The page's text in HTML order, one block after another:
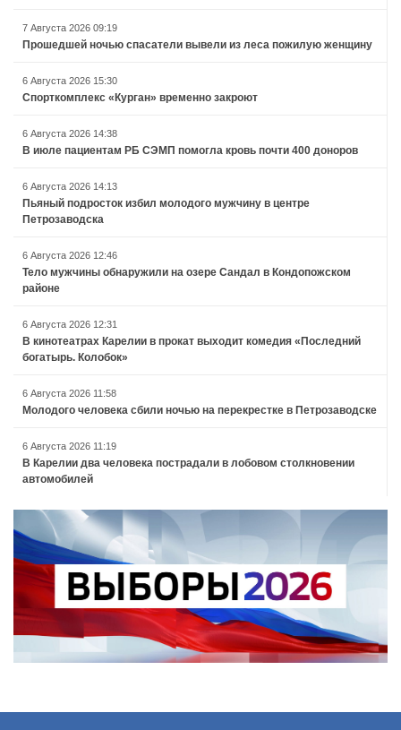
7 Августа 2026 09:19
Прошедшей ночью спасатели вывели из леса пожилую женщину
6 Августа 2026 15:30
Спорткомплекс «Курган» временно закроют
6 Августа 2026 14:38
В июле пациентам РБ СЭМП помогла кровь почти 400 доноров
6 Августа 2026 14:13
Пьяный подросток избил молодого мужчину в центре
Петрозаводска
6 Августа 2026 12:46
Тело мужчины обнаружили на озере Сандал в Кондопожском
районе
6 Августа 2026 12:31
В кинотеатрах Карелии в прокат выходит комедия «Последний
богатырь. Колобок»
6 Августа 2026 11:58
Молодого человека сбили ночью на перекрестке в Петрозаводске
6 Августа 2026 11:19
В Карелии два человека пострадали в лобовом столкновении
автомобилей